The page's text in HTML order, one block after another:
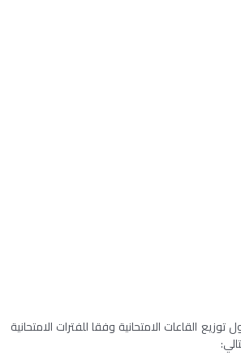
توزيع القاعات الامتحانية وفقا للفترات الامتحانية